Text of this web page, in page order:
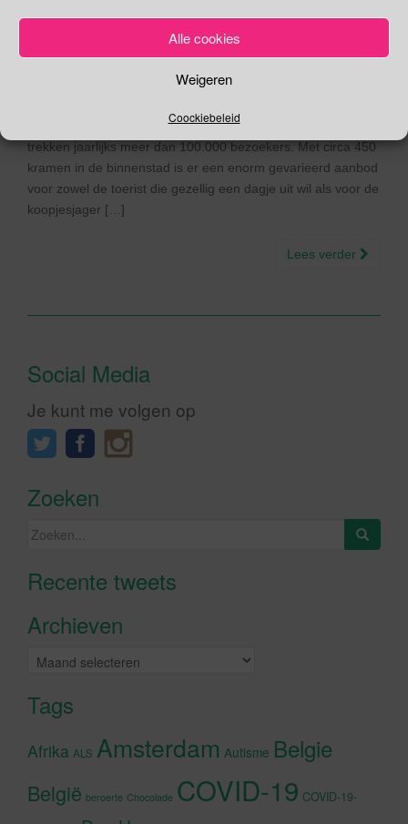
Alle cookies
Weigeren
Coockiebeleid
26/07/2017 Gina Makken
Een reactie plaatsen
Zwolse Blauwvingerdagen Vandaag is de laatste dag van de
behoren tot de grootste braderieën van Nederland en
trekken jaarlijks meer dan 100.000 bezoekers. Met circa 450
kramen in de binnenstad is er een enorm gevarieerd aanbod
voor zowel de toerist die gezellig een dagje uit wil als voor de
koopjesjager […]
Lees verder
Social Media
Je kunt me volgen op
Zoeken
Zoeken
Recente tweetsKlik om marketing cookies te
Archieven
Archieven
Tags
Afrika ALS Amsterdam Autisme Belgie
België beroerte Chocolade COVID-19 COVID-19-